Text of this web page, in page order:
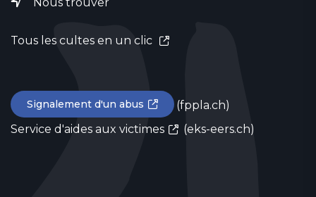
Tous les cultes en un clic
Signalement d'un abus
(fppla.ch)
Service d'aides aux victimes
(eks-eers.ch)